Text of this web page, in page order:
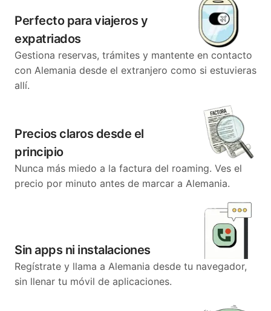
Perfecto para viajeros y
expatriados
Gestiona reservas, trámites y mantente en contacto
con Alemania desde el extranjero como si estuvieras
allí.
Precios claros desde el
principio
Nunca más miedo a la factura del roaming. Ves el
precio por minuto antes de marcar a Alemania.
Sin apps ni instalaciones
Regístrate y llama a Alemania desde tu navegador,
sin llenar tu móvil de aplicaciones.